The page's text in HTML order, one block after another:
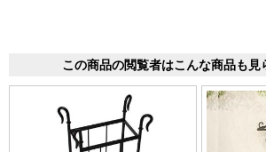
この商品の閲覧者はこんな商品も見